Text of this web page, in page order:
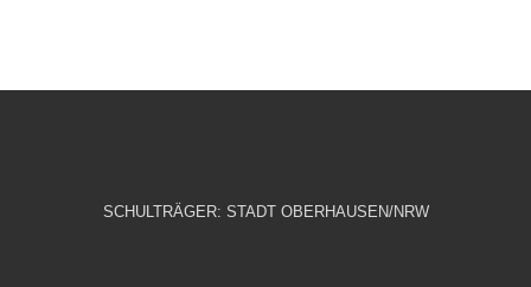
SCHULTRÄGER: STADT OBERHAUSEN/NRW